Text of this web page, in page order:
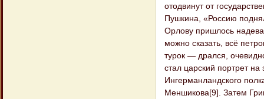
отодвинут от
Пушкина, «Россию
Орлову пришлось
можно сказать, всё
турок — дрался,
стал царский портрет
Ингерманландского
Меншикова[9]. Затем